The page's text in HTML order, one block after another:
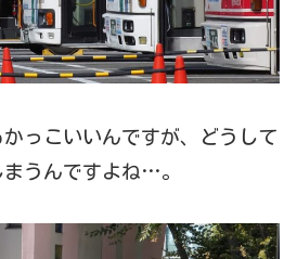
っこいいんですが、どうして
うんですよね…。